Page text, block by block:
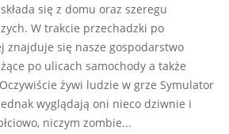
się z domu oraz szeregu
W trakcie przechadzki po
znajduje się nasze gospodarstwo
po ulicach samochody a także
żywi ludzie w grze Symulator
wyglądają oni nieco dziwnie i
niczym zombie...